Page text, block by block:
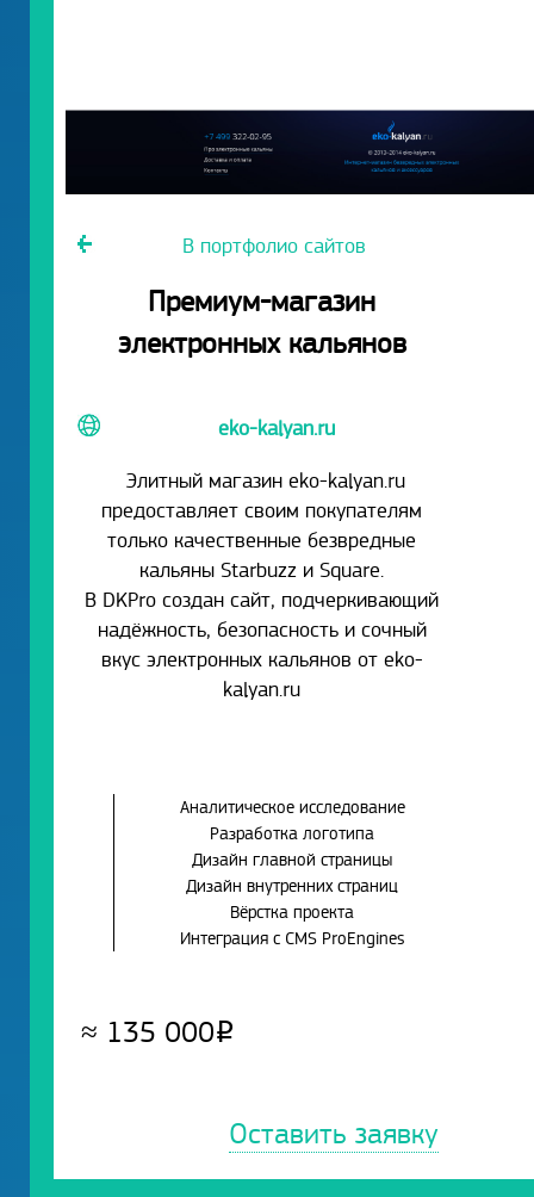
В портфолио сайтов
Премиум-магазин
электронных кальянов
eko-kalyan.ru
Элитный магазин eko-kalyan.ru
предоставляет своим покупателям
только качественные безвредные
кальяны Starbuzz и Square.
В DKPro создан сайт, подчеркивающий
надёжность, безопасность и сочный
вкус электронных кальянов от eko-
kalyan.ru
Аналитическое исследование
Разработка логотипа
Дизайн главной страницы
Дизайн внутренних страниц
Вёрстка проекта
Интеграция с CMS ProEngines
≈ 135 000Р
Оставить заявку